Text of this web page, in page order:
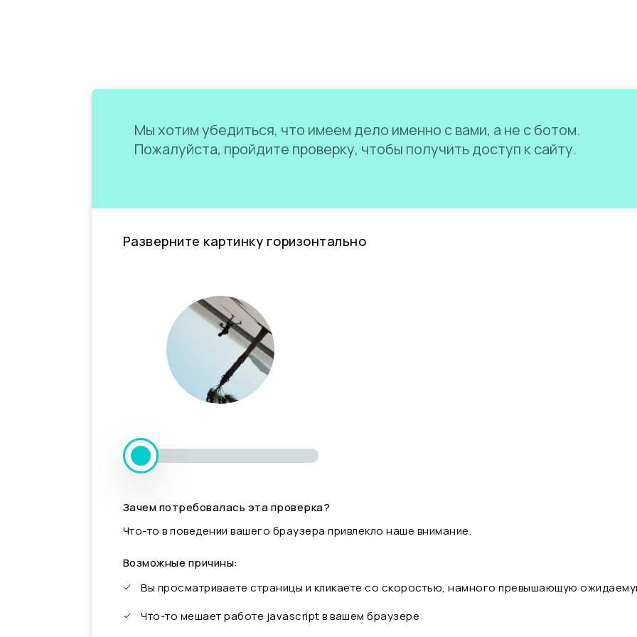
Мы хотим убедиться, что имеем дело именно с вами, а не с ботом.
Пожалуйста, пройдите проверку, чтобы получить доступ к сайту.
Разверните картинку горизонтально
Зачем потребовалась эта проверка?
Что-то в поведении вашего браузера привлекло наше внимание.
Возможные причины:
Вы просматриваете страницы и кликаете со скоростью, намного превышающую
Что-то мешает работе javascript в вашем браузере